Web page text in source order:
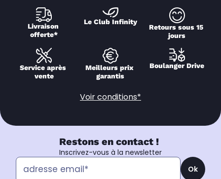
Livraison
offerte*
Le Club Infinity
Retours sous 15
jours
Service après
vente
Meilleurs prix
garantis
Boulanger Drive
Voir conditions*
Restons en contact !
Inscrivez-vous à la newsletter
Ok